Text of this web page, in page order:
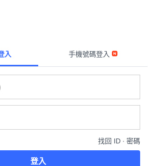
入 手機號碼登入
找回 ID ∙ 密碼
登入